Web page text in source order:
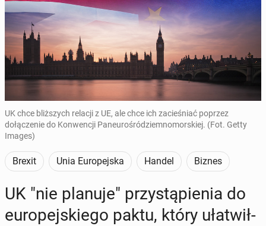
UK chce bliższych relacji z UE, ale chce ich zacieśniać poprzez
dołączenie do Konwencji Paneurośródziemnomorskiej. (Fot. Getty
Images)
Brexit Unia Europejska Handel Biznes
UK "nie planuje" przy­stą­pie­nia do
eu­ro­pej­skie­go paktu, który uła­twił­